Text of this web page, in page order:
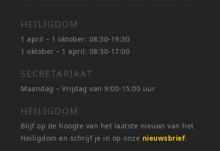
HEILIGDOM
1 april – 1 oktober: 08:30-19:30
1 oktober – 1 april: 08:30-17:00
SECRETARIAAT
Maandag – Vrijdag van 9:00-15:00 uur
HEILIGDOM
Blijf op de hoogte van het laatste nieuws van het
Heiligdom en schrijf je in op onze nieuwsbrief.